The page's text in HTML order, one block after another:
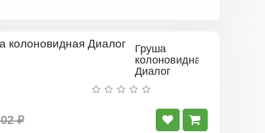
Груша
колоновидная
Диалог
₽